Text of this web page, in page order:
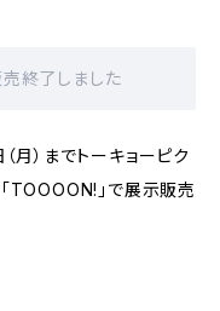
終了しました
）までトーキョーピク
」で展示販売